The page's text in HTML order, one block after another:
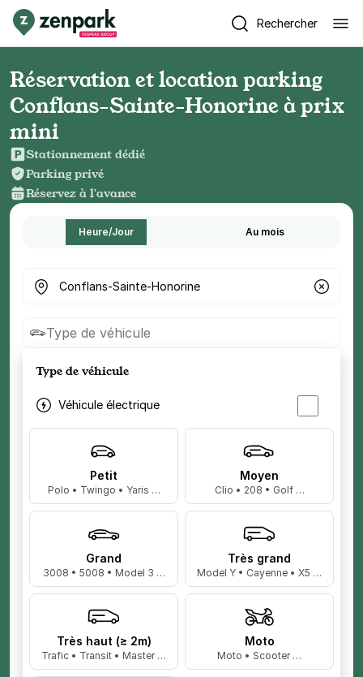
Rechercher
Réservation et location parking
Conflans-Sainte-Honorine à prix
mini
Stationnement dédié
Parking privé
Réservez à l'avance
Heure/Jour Au mois
Où cherchez-vous un parking ?
Type de véhicule
Type de véhicule
Véhicule électrique
Petit
Polo • Twingo • Yaris …
Moyen
Clio • 208 • Golf …
Grand
3008 • 5008 • Model 3 …
Très grand
Model Y • Cayenne • X5 …
Très haut (≥ 2m)
Trafic • Transit • Master …
Moto
Moto • Scooter …